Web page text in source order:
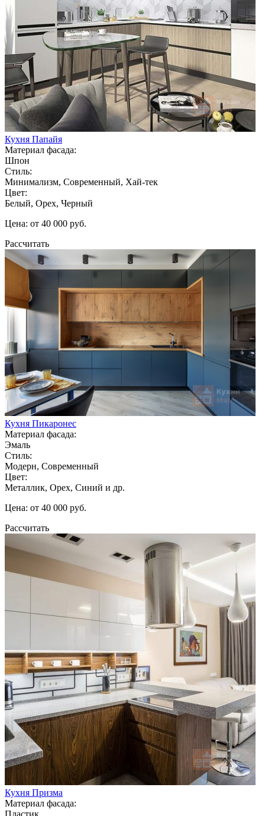
Кухня Папайя
Материал фасада:
Шпон
Стиль:
Минимализм, Современный, Хай-тек
Цвет:
Белый, Орех, Черный
Цена: от 40 000 руб.
Рассчитать
Кухня Пикаронес
Материал фасада:
Эмаль
Стиль:
Модерн, Современный
Цвет:
Металлик, Орех, Синий и др.
Цена: от 40 000 руб.
Рассчитать
Кухня Призма
Материал фасада:
Пластик